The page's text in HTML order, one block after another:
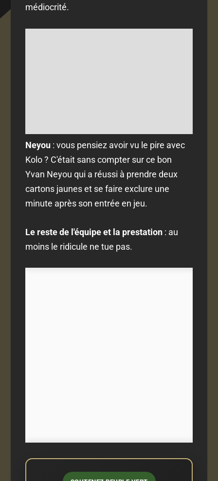
médiocrité.
Neyou : vous pensiez avoir vu le pire avec
Kolo ? C'était sans compter sur ce bon
Yvan Neyou qui a réussi à prendre deux
cartons jaunes et se faire exclure une
minute après son entrée en jeu.
Le reste de l'équipe et la prestation : au
moins le ridicule ne tue pas.